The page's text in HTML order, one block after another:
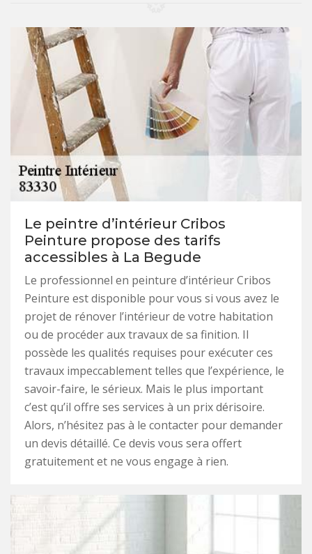
Le peintre d’intérieur Cribos
Peinture propose des tarifs
accessibles à La Begude
Le professionnel en peinture d’intérieur Cribos
Peinture est disponible pour vous si vous avez le
projet de rénover l’intérieur de votre habitation
ou de procéder aux travaux de sa finition. Il
possède les qualités requises pour exécuter ces
travaux impeccablement telles que l’expérience, le
savoir-faire, le sérieux. Mais le plus important
c’est qu’il offre ses services à un prix dérisoire.
Alors, n’hésitez pas à le contacter pour demander
un devis détaillé. Ce devis vous sera offert
gratuitement et ne vous engage à rien.